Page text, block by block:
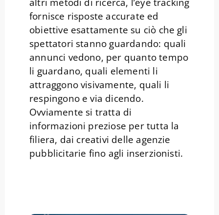
fornisce risposte accurate ed
obiettive esattamente su ciò che gli
spettatori stanno guardando: quali
annunci vedono, per quanto tempo
li guardano, quali elementi li
attraggono visivamente, quali li
respingono e via dicendo.
Ovviamente si tratta di
informazioni preziose per tutta la
filiera, dai creativi delle agenzie
pubblicitarie fino agli inserzionisti.